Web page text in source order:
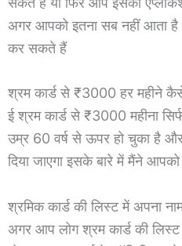
अगर आपको इतना सब नहीं आता
कर सकते हैं
श्रम कार्ड से ₹3000 हर महीने
ई श्रम कार्ड से ₹3000 महीना
उम्र 60 वर्ष से ऊपर हो चुका है
दिया जाएगा इसके बारे में मैंने
श्रमिक कार्ड की लिस्ट में अपना
अगर आप लोग श्रम कार्ड की